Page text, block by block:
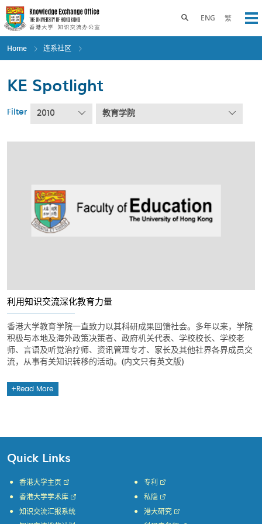
Skip
to
main
content
ENG 繁
Toggle search panel
Home 连系社区
KE Spotlight
Filter 2010 教育学院
利用知识交流深化教育力量
香港大学教育学院一直致力以其科研成果回馈社会。多年以来，学院
积极与本地及海外政策决策者、政府机关代表、学校校长、学校老
师、言语及听觉治疗师、资讯管理专才、家长及其他社界各界成员交
流，从事有关知识转移的活动。(内文只有英文版)
Read More
Quick Links
香港大学主页
香港大学学术库
知识交流汇报系统
专利
私隐
港大研究